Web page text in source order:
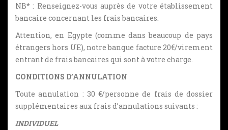
NB* : Renseignez-vous auprès de votre établissement
bancaire concernant les frais bancaires.
Attention, en Egypte (comme dans beaucoup de pays
étrangers hors UE), notre banque facture 20€/virement
entrant de frais bancaires qui sont à votre charge.
CONDITIONS D’ANNULATION
Toute annulation : 30 €/personne de frais de dossier
supplémentaires aux frais d’annulations suivants :
INDIVIDUEL